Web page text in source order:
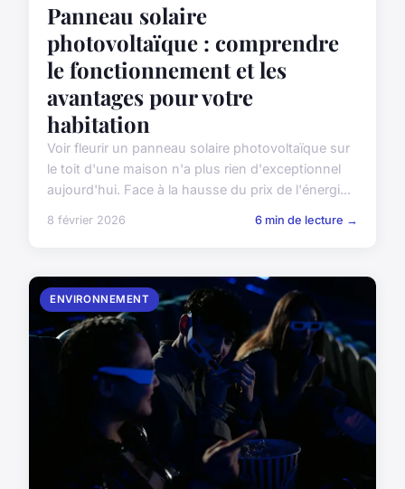
Panneau solaire
photovoltaïque : comprendre
le fonctionnement et les
avantages pour votre
habitation
Voir fleurir un panneau solaire photovoltaïque sur
le toit d'une maison n'a plus rien d'exceptionnel
aujourd'hui. Face à la hausse du prix de l'énergi...
8 février 2026 6 min de lecture →
ENVIRONNEMENT